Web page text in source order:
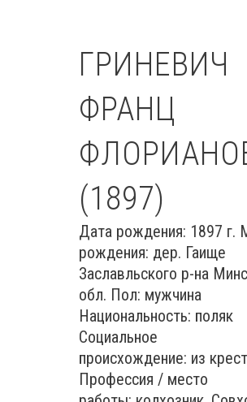
ГРИНЕВИЧ
ФРАНЦ
(1897)
Дата рождения: 1897 г.
рождения: дер. Гаище
Заславльского р-на
обл. Пол: мужчина
Национальность: поляк
Социальное
происхождение: из
Профессия / место